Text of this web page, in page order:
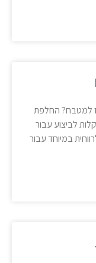
למטבח? החלפת
לביצוע עבור
במיוחד עבור